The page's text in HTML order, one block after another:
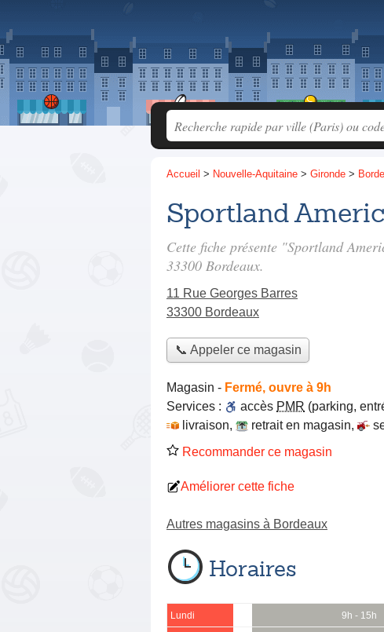
Accueil > Nouvelle-Aquitaine > Gironde >
Sportland
Cette fiche présente "Sportland
33300 Bordeaux.
11 Rue Georges Barres
33300 Bordeaux
📞 Appeler ce magasin
Magasin - Fermé, ouvre à 9h
Services :
accès PMR (parking,
livraison, retrait en magasin,
Recommander ce magasin
Améliorer cette fiche
Autres magasins à Bordeaux
Horaires
Lundi 9h - 15h